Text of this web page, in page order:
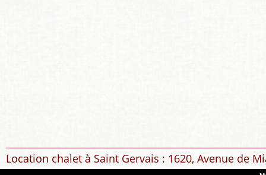
Location chalet à Saint Gervais : 1620, Avenue de